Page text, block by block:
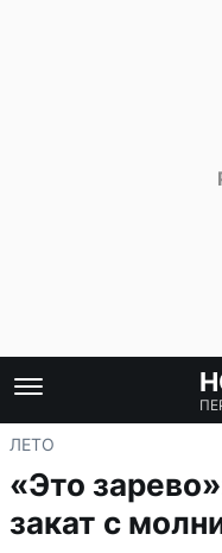
ЛЕТО
«Это
закат с